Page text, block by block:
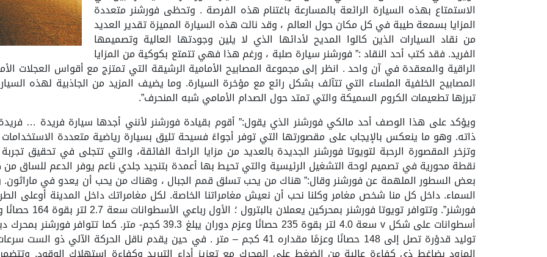
الاستمتاع بهذه السيارة الرائعة بالمسارعة باغتنام هذه الفرصة . وتحظى فورشنر متعددة
المزايا بسمعة طيبة في كل مكان حول العالم ، وقد نالت هذه السيارة المميزة تقدير العديد
من نقاد السيارات الذين كالوا المديح لأدائها الذي لا يلين وجودتها العالية وتصميمها
الفريد. فقد كتب أحد النقاد :” فورشنر سيارة صلبة ، ورغم هذا فهي تتمتع بكوكية من المزايا
الراقية والمعقدة في آن واحد . انظر إلى مجموعة المصابيح الأمامية الرشيقة التي تمتزج مع أقواس العجلات
المصابيح الخلفية الملساء التي تتآلف بشكل رائع مع مؤخرة السيارة. وما يضيف المزيد من الجاذبية لهذه
تبرزها تطعيمات الكروم السميكة والتي تمتد حول الصدام الأمامي شبه المنحرف”.
ويؤكد على هذا الوصف أحد مالكي فورشنر الذي يقول:” أقوم بقيادة فورشنر لأنني أجدها سيارة فريدة …
ذاته. وهو ما ينعكس بالإيجاب على مقصورتها التي توفر أجواءً فسيحة تليق بسيارة رياضية متعددة
وتزخر المقصورة الرحبة لتويوتا فورشنر الجديدة بالعديد من مزايا الراحة الفائقة، والتي تتجلى في تحقيق
نقطة محورية في تصميم لوحة التشغيل الرئيسية والتي تحيط بها أعمدة بتنجيد جلدي ناعم يوفر الدعم للساق من
بعض السطور الملهمة عن فورشنر وقال:” هناك من يحب تسلق قمم الجبال ، وهناك من يحب أن يعدو في ماراثون.
السماء. داخل كل منا شخص مغامر وكلنا نحب أن نعيش مغامراتنا الخاصة. لكل مغامراتك داخل المدينة أوعلى
توليد قدؤرة تصل إلى 148 حصانًا وعزمًا مقداره 41 كجم – متر . في حين يقدم ناقل